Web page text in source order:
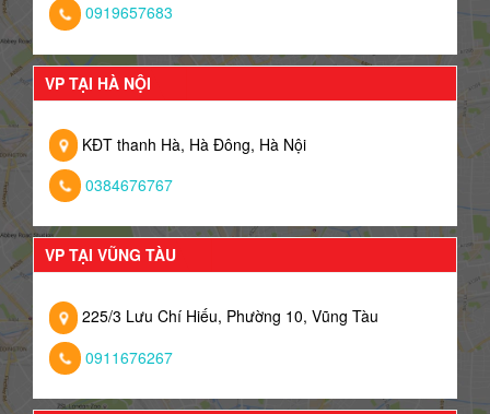
0919657683
VP TẠI HÀ NỘI
KĐT thanh Hà, Hà Đông, Hà Nội
0384676767
VP TẠI VŨNG TÀU
225/3 Lưu Chí Hiếu, Phường 10, Vũng Tàu
0911676267